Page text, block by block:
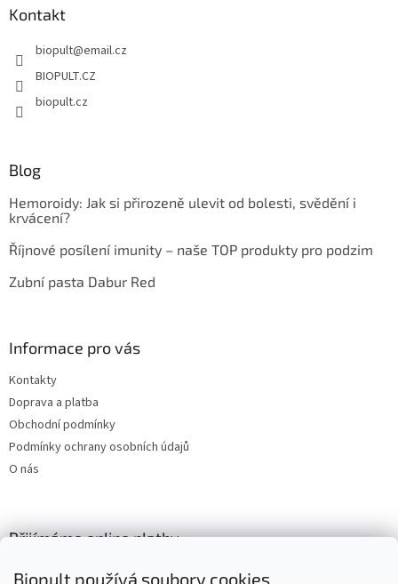
Biopult používá soubory cookies
Kontakt
biopult@email.cz
BIOPULT.CZ
biopult.cz
Blog
Hemoroidy: Jak si přirozeně ulevit od bolesti, svědění i
krvácení?
Říjnové posílení imunity – naše TOP produkty pro podzim
Zubní pasta Dabur Red
Informace pro vás
Kontakty
Doprava a platba
Obchodní podmínky
Podmínky ochrany osobních údajů
O nás
Přijímáme online platby